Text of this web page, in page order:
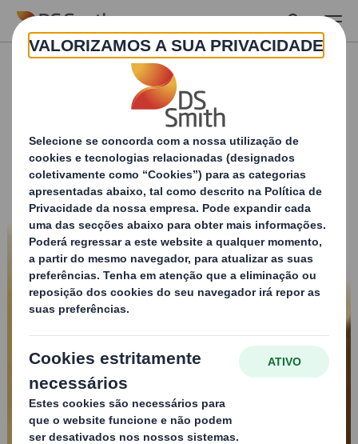
Skip to main content